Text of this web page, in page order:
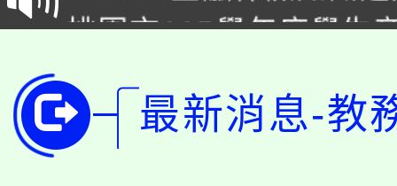
車」活動
桃園市115學年度學生
代理(課)教師甄選結果(
公告本校115學年度第
代理(課)教師甄選結果(
轉知中國文化大學推廣
最新消息-教